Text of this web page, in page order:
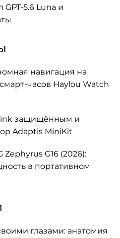
GPT-5.6 Luna и
навигация на
часов Haylou Watch
защищённым и
Adaptis MiniKit
Zephyrus G16 (2026):
в портативном
глазами: анатомия